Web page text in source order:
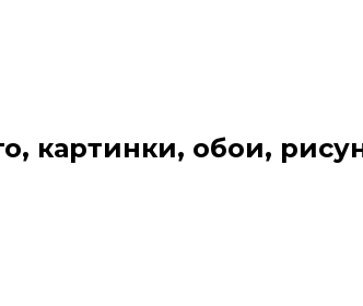
картинки, обои,